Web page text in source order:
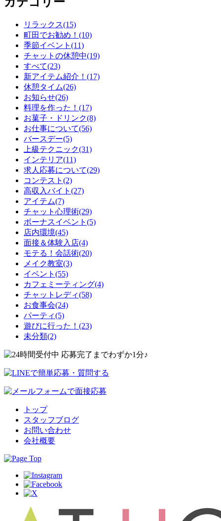
リラックス(15)
町田でお勧め！(10)
季節イベント(11)
チャットの休憩中(19)
すべて(23)
新アイテム紹介！(17)
休憩タイム(26)
お知らせ(26)
料理を作った！(17)
お菓子・ドリンク(8)
お仕事について(56)
バースデー(5)
上級テクニック(31)
インテリア(11)
求人応募について(29)
コンテスト(2)
高収入バイト(27)
アイテム(7)
チャット心理術(29)
ボーナスイベント(5)
店内環境(45)
面接＆体験入店(4)
モテる！会話術(20)
メイク教室(3)
イベント(55)
カフェミーティング(4)
チャットレディ(58)
お食事会(24)
パーティ(5)
遊びに行った！(23)
未分類(2)
トップ
スタッフブログ
お問い合わせ
会社概要